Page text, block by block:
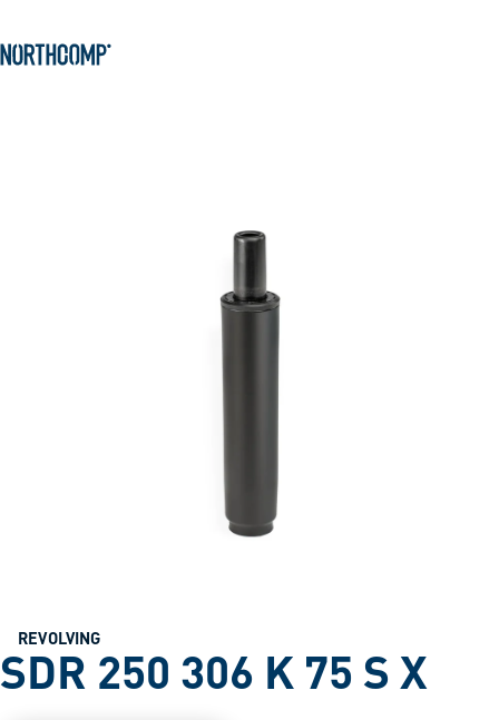
Zur Navigation springen
DE
REVOLVING
SDR 250 306 K 75 S X